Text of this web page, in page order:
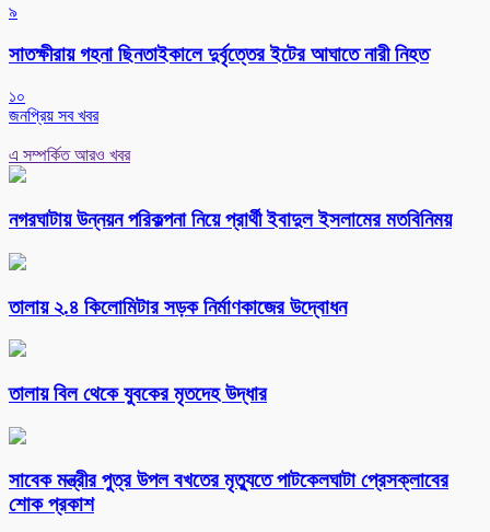
৯
সাতক্ষীরায় গহনা ছিনতাইকালে দুর্বৃত্তের ইটের আঘাতে নারী নিহত
১০
জনপ্রিয় সব খবর
এ সম্পর্কিত আরও খবর
নগরঘাটায় উন্নয়ন পরিকল্পনা নিয়ে প্রার্থী ইবাদুল ইসলামের মতবিনিময়
তালায় ২.৪ কিলোমিটার সড়ক নির্মাণকাজের উদ্বোধন
তালায় বিল থেকে যুবকের মৃতদেহ উদ্ধার
সাবেক মন্ত্রীর পুত্র উপল বখতের মৃত্যুতে পাটকেলঘাটা প্রেসক্লাবের
শোক প্রকাশ